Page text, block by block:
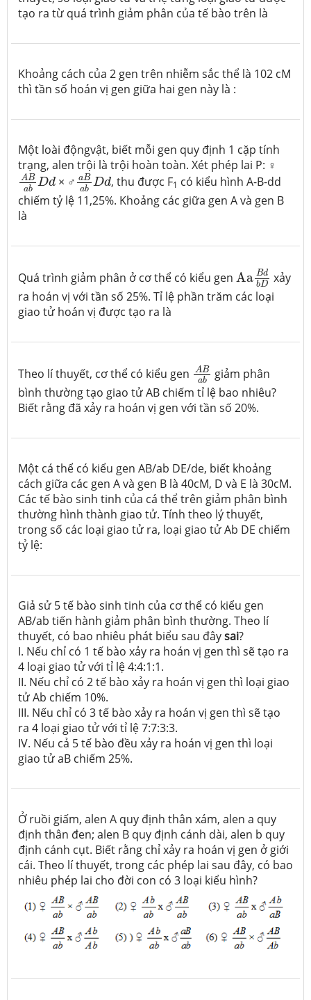
tạo ra từ quá trình giảm phân của tế bào trên là
Khoảng cách của 2 gen trên nhiễm sắc thể là 102 cM
thì tần số hoán vị gen giữa hai gen này là :
Một loài độngvật, biết mỗi gen quy định 1 cặp tính
trạng, alen trội là trội hoàn toàn. Xét phép lai P: ♀
AB
ab Dd
ABabDd
× ♂ aB
ab Dd
aBabDd
, thu được F1 có kiểu hình A-B-dd
chiếm tỷ lệ 11,25%. Khoảng các giữa gen A và gen B
là
Quá trình giảm phân ở cơ thể có kiểu gen Aa Bd
bD
Aa Bd D
xảy
ra hoán vị với tần số 25%. Tỉ lệ phần trăm các loại
giao tử hoán vị được tạo ra là
Theo lí thuyết, cơ thể có kiểu gen AB
ab
ABa b
giảm phân
bình thường tạo giao tử AB chiếm tỉ lệ bao nhiêu?
Biết rằng đã xảy ra hoán vị gen với tần số 20%.
Một cá thể có kiểu gen AB/ab DE/de, biết khoảng
cách giữa các gen A và gen B là 40cM, D và E là 30cM.
Các tế bào sinh tinh của cá thể trên giảm phân bình
thường hình thành giao tử. Tính theo lý thuyết,
trong số các loại giao tử ra, loại giao tử Ab DE chiếm
tỷ lệ:
Giả sử 5 tế bào sinh tinh của cơ thể có kiểu gen
AB/ab tiến hành giảm phân bình thường. Theo lí
thuyết, có bao nhiêu phát biểu sau đâysai?
I. Nếu chỉ có 1 tế bào xảy ra hoán vị gen thì sẽ tạo ra
4 loại giao tử với tỉ lệ 4:4:1:1.
II. Nếu chỉ có 2 tế bào xảy ra hoán vị gen thì loại giao
tử Ab chiếm 10%.
III. Nếu chỉ có 3 tế bào xảy ra hoán vị gen thì sẽ tạo
ra 4 loại giao tử với tỉ lệ 7:7:3:3.
IV. Nếu cả 5 tế bào đều xảy ra hoán vị gen thì loại
giao tử aB chiếm 25%.
Ở ruồi giấm, alen A quy định thân xám, alen a quy
định thân đen; alen B quy định cánh dài, alen b quy
định cánh cụt. Biết rằng chỉ xảy ra hoán vị gen ở giới
cái. Theo lí thuyết, trong các phép lai sau đây, có bao
nhiêu phép lai cho đời con có 3 loại kiểu hình?